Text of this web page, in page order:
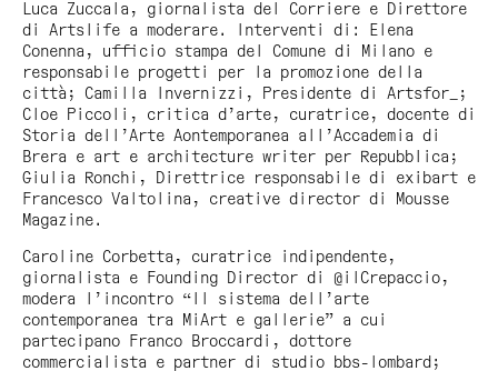
Luca Zuccala, giornalista del Corriere e Direttore
di Artslife a moderare. Interventi di: Elena
Conenna, ufficio stampa del Comune di Milano e
responsabile progetti per la promozione della
città; Camilla Invernizzi, Presidente di Artsfor_;
Cloe Piccoli, critica d’arte, curatrice, docente di
Storia dell’Arte Aontemporanea all’Accademia di
Brera e art e architecture writer per Repubblica;
Giulia Ronchi, Direttrice responsabile di exibart e
Francesco Valtolina, creative director di Mousse
Magazine.
Caroline Corbetta, curatrice indipendente,
giornalista e Founding Director di @ilCrepaccio,
modera l’incontro “Il sistema dell’arte
contemporanea tra MiArt e gallerie” a cui
partecipano Franco Broccardi, dottore
commercialista e partner di studio bbs-lombard;